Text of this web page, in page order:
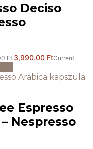
Deciso
Ft.3,990.00 FtCurrent
Espresso
Nespresso